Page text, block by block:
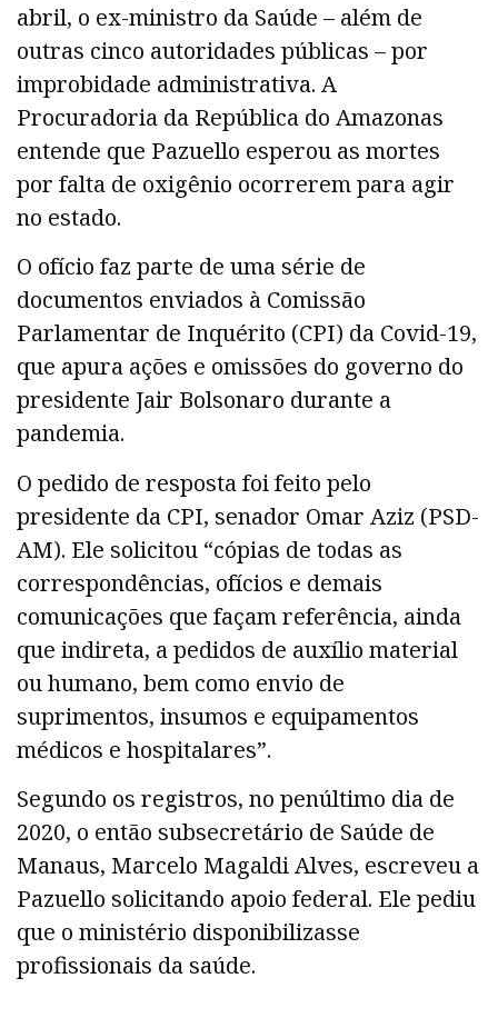
abril, o ex-ministro da Saúde – além de
outras cinco autoridades públicas – por
improbidade administrativa. A
Procuradoria da República do Amazonas
entende que Pazuello esperou as mortes
por falta de oxigênio ocorrerem para agir
no estado.
O ofício faz parte de uma série de
documentos enviados à Comissão
Parlamentar de Inquérito (CPI) da Covid-19,
que apura ações e omissões do governo do
presidente Jair Bolsonaro durante a
pandemia.
O pedido de resposta foi feito pelo
presidente da CPI, senador Omar Aziz (PSD-
AM). Ele solicitou “cópias de todas as
correspondências, ofícios e demais
comunicações que façam referência, ainda
que indireta, a pedidos de auxílio material
ou humano, bem como envio de
suprimentos, insumos e equipamentos
médicos e hospitalares”.
Segundo os registros, no penúltimo dia de
2020, o então subsecretário de Saúde de
Manaus, Marcelo Magaldi Alves, escreveu a
Pazuello solicitando apoio federal. Ele pediu
que o ministério disponibilizasse
profissionais da saúde.